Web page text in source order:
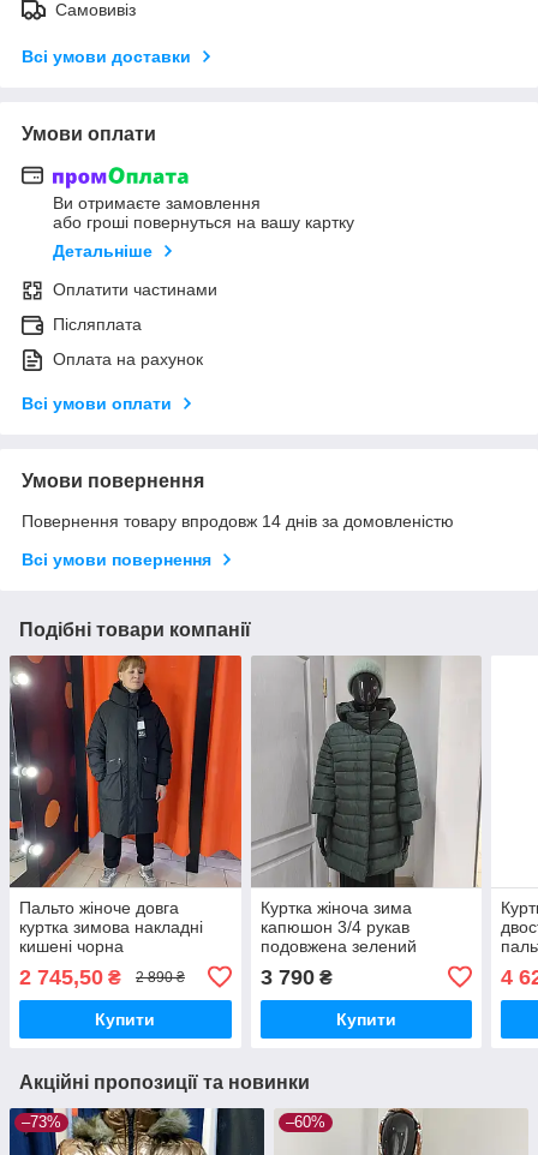
Самовивіз
Всі умови доставки
Умови оплати
Ви отримаєте замовлення
або гроші повернуться на вашу картку
Детальніше
Оплатити частинами
Післяплата
Оплата на рахунок
Всі умови оплати
Умови повернення
Повернення товару впродовж 14 днів за домовленістю
Всі умови повернення
Подібні товари компанії
Пальто жіноче довга
куртка зимова накладні
кишені чорна
2 745,50 ₴ 2 890 ₴
Купити
Куртка жіноча зима
капюшон 3/4 рукав
подовжена зелений
3 790₴
Купити
4
Акційні пропозиції та новинки
–73% –60%